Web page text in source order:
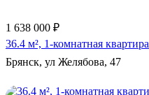
1 638 000 ₽
36.4 м², 1-комнатная квартира
Брянск, ул Желябова, 47